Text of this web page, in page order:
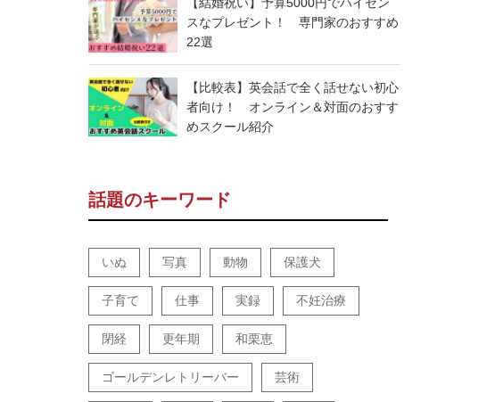
スなプレゼント！ 専門家のおすすめ
22選
【比較表】英会話で全く話せない初心
者向け！ オンライン＆対面のおすす
めスクール紹介
話題のキーワード
いぬ 写真 動物 保護犬
子育て 仕事 実録 不妊治療
閉経 更年期 和栗恵
ゴールデンレトリーバー 芸術